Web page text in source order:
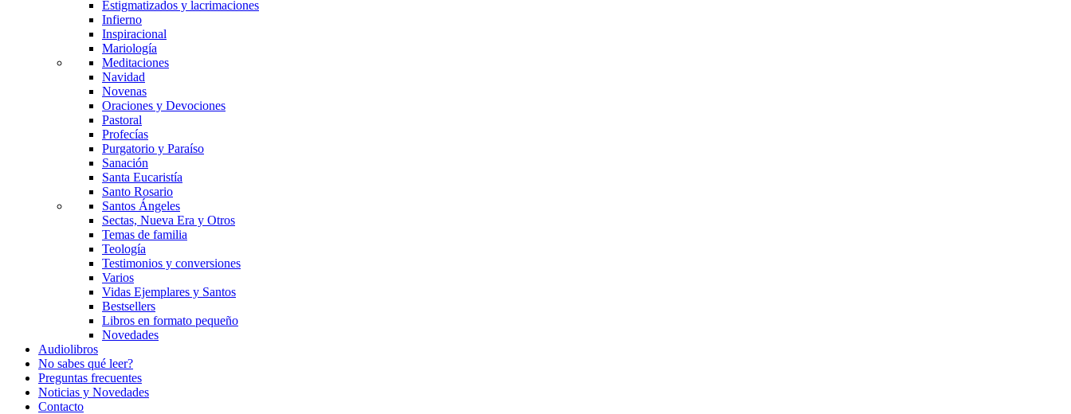
Estigmatizados y lacrimaciones
Infierno
Inspiracional
Mariología
Meditaciones
Navidad
Novenas
Oraciones y Devociones
Pastoral
Profecías
Purgatorio y Paraíso
Sanación
Santa Eucaristía
Santo Rosario
Santos Ángeles
Sectas, Nueva Era y Otros
Temas de familia
Teología
Testimonios y conversiones
Varios
Vidas Ejemplares y Santos
Bestsellers
Libros en formato pequeño
Novedades
Audiolibros
No sabes qué leer?
Preguntas frecuentes
Noticias y Novedades
Contacto